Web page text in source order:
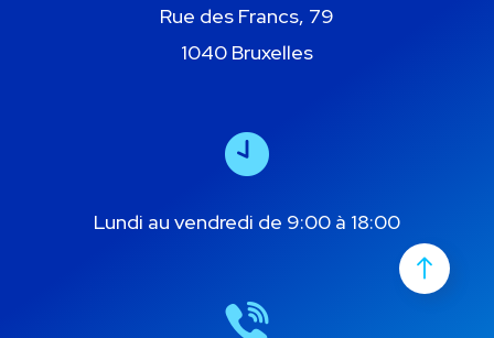
Rue des Francs, 79
1040 Bruxelles
Lundi au vendredi de 9:00 à 18:00